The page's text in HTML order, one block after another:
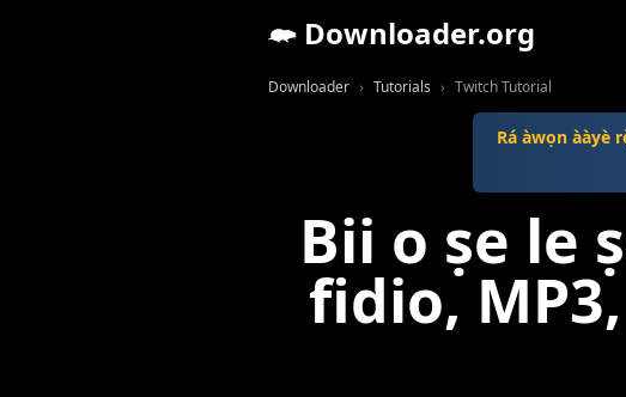
Downloader.org
Downloader Tutorials Twitch Tutorial
Rá àwọn ààyè
Bii o ṣe le
fidio,